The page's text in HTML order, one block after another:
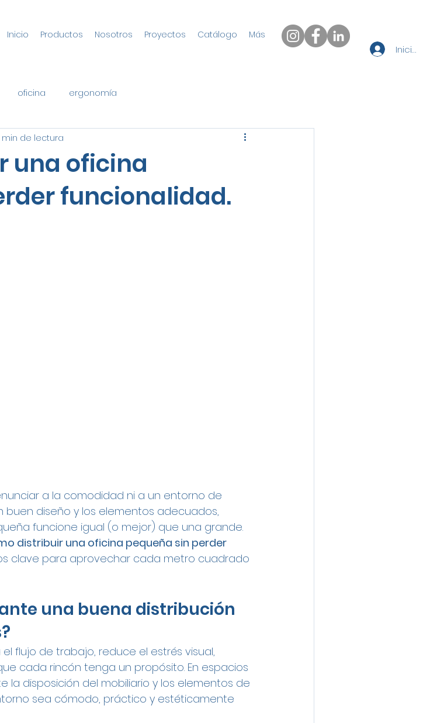
Inicio Productos Nosotros Proyectos Catálogo Más
Iniciar
oficina ergonomía
una oficina
funcionalidad.
min de lectura
a la comodidad ni a un entorno de
buen diseño y los elementos adecuados,
funcione igual (o mejor) que una grande.
distribuir una oficina pequeña sin perder
clave para aprovechar cada metro cuadrado
una buena distribución
flujo de trabajo, reduce el estrés visual,
cada rincón tenga un propósito. En espacios
la disposición del mobiliario y los elementos de
sea cómodo, práctico y estéticamente